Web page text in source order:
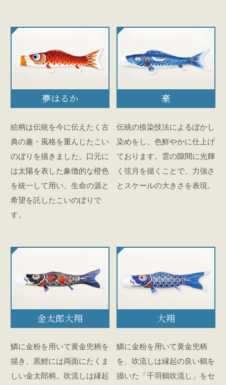
夢はるか
絵柄は伝統を今に伝えたく古
典の趣・風格を重んじたこい
のぼりを描きました。口元に
は太陽を表した象徴的な橙色
を統一して用い、生命の源と
希望を託したこいのぼりで
す。
豪
伝統の捺染技法によるぼかし
染めをし、色鮮やかに仕上げ
ております。雲の隙間に光輝
く弦月を描くことで、力強さ
とスケールの大きさを表現。
金太郎大翔
鱗に金粉を用いて黄金兜柄を
描き、黒鯉には両面にたくま
しい金太郎柄。吹流しは縁起
大翔
鱗に金粉を用いて黄金兜柄
を、吹流しは縁起の良い鶴を
描いた「千羽鶴吹流し」をセ